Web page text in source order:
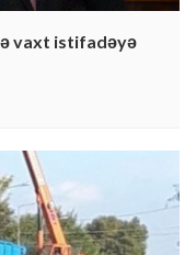
vaxt istifadəyə